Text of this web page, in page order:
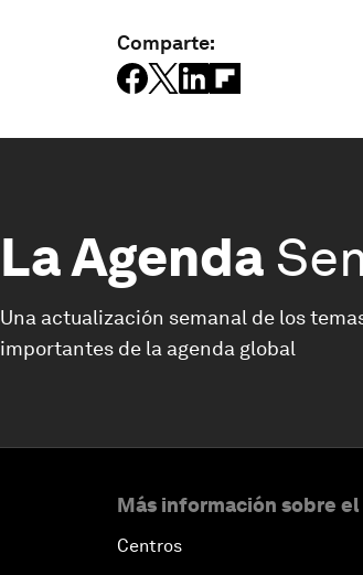
Comparte:
La Agenda
Una actualización semanal de los
importantes de la agenda global
Más información sobre el
Centros